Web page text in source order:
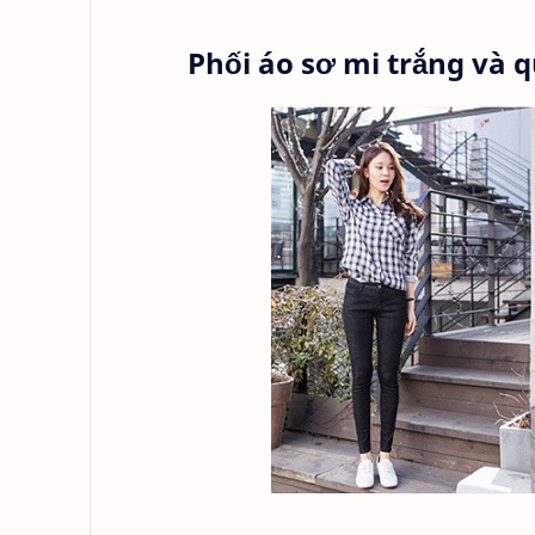
Phối áo sơ mi trắng và